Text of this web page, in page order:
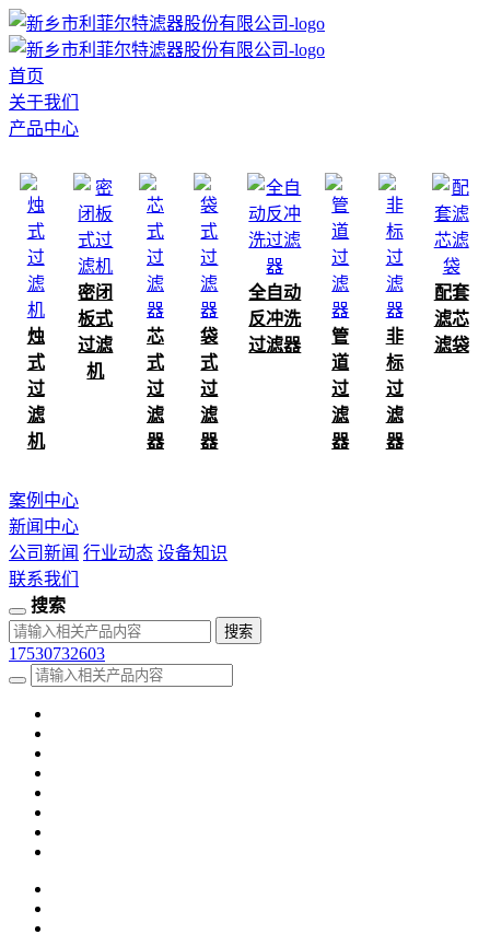
首页
关于我们
产品中心
烛
式
过
滤
机
密闭
板式
过滤
机
芯
式
过
滤
器
袋
式
过
滤
器
全自动
反冲洗
过滤器
管
道
过
滤
器
非
标
过
滤
器
配套
滤芯
滤袋
案例中心
新闻中心
公司新闻 行业动态 设备知识
联系我们
搜索
17530732603